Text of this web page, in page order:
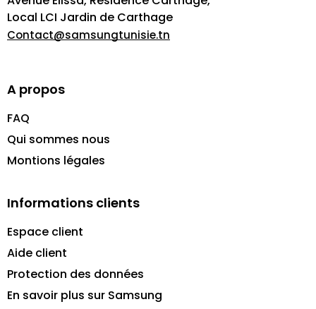
Local LCI Jardin de Carthage
Contact@samsungtunisie.tn
A propos
FAQ
Qui sommes nous
Montions légales
Informations clients
Espace client
Aide client
Protection des données
En savoir plus sur Samsung